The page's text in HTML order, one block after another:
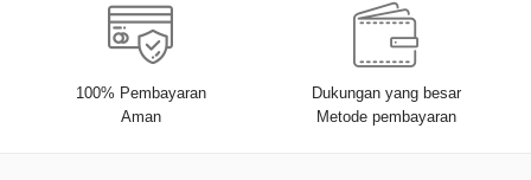
100% Pembayaran
Aman
Dukungan yang besar
Metode pembayaran